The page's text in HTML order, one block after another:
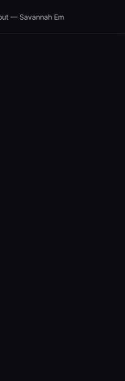
— Savannah Em